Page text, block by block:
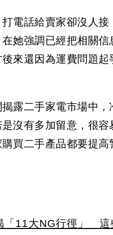
電話給賣家卻沒人接
她強調已經把相關信
來還因為運費問題起
露二手家電市場中，
沒有多加留意，很容
買二手產品都要提高
「11大NG行徑」 這